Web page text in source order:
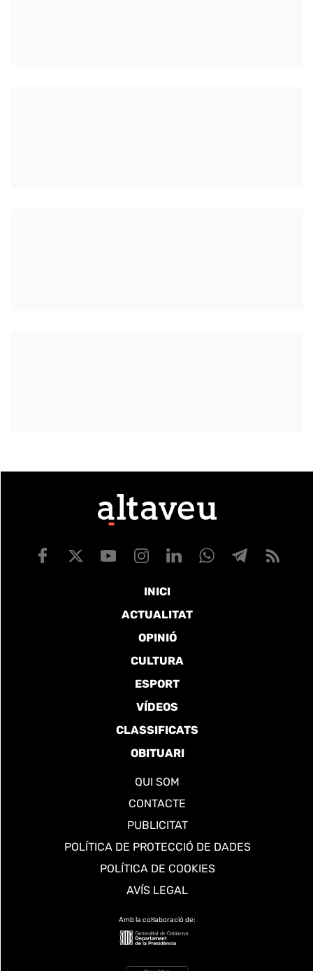
INICI
ACTUALITAT
OPINIÓ
CULTURA
ESPORT
VÍDEOS
CLASSIFICATS
OBITUARI
QUI SOM
CONTACTE
PUBLICITAT
POLÍTICA DE PROTECCIÓ DE DADES
POLÍTICA DE COOKIES
AVÍS LEGAL
Amb la col·laboració de: